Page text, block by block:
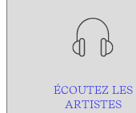
ÉCOUTEZ LES
ARTISTES